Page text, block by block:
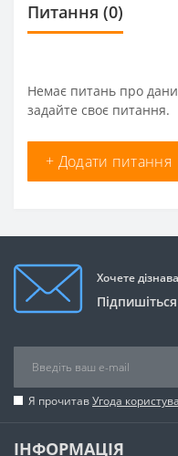
Питання (0)
Немає питань про
задайте своє питання.
+ Додати питання
Хочете
Я прочитавУгода
ІНФОРМАЦІЯ